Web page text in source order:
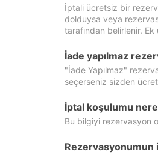
İptali ücretsiz bir
dolduysa veya
tarafından belirlenir.
İade yapılmaz
"İade Yapılmaz"
seçerseniz sizden
İptal koşulumu
Bu bilgiyi rezervasyon
Rezervasyonumun